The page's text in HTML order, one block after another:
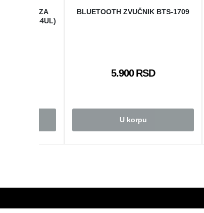
PLUS ZA
2017(BL-4UL)
BLUETOOTH ZVUČNIK BTS-1709
5.900 RSD
U korpu